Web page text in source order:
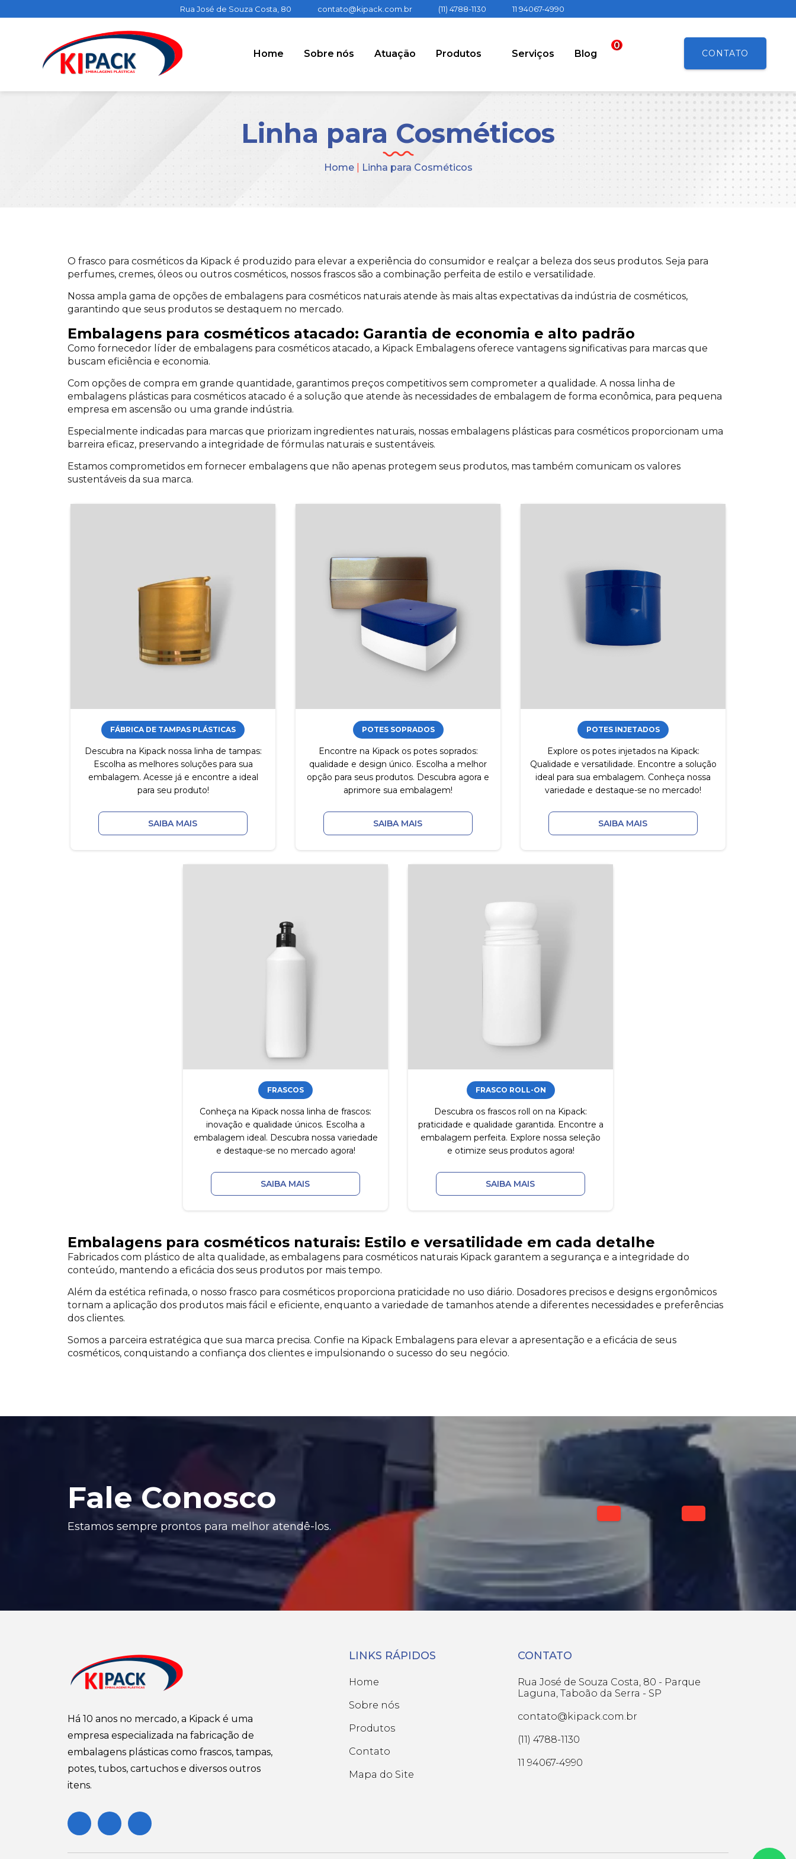
Rua José de Souza Costa, 80 contato@kipack.com.br (11) 4788-1130 11 94067-4990
Home Sobre nós Atuação Produtos Serviços Blog CONTATO
Linha para Cosméticos
Home| Linha para Cosméticos
O frasco para cosméticos da Kipack é produzido para elevar a experiência do consumidor e realçar a beleza dos seus produtos. Seja para
perfumes, cremes, óleos ou outros cosméticos, nossos frascos são a combinação perfeita de estilo e versatilidade.
Nossa ampla gama de opções de embalagens para cosméticos naturais atende às mais altas expectativas da indústria de cosméticos,
garantindo que seus produtos se destaquem no mercado.
Embalagens para cosméticos atacado: Garantia de economia e alto padrão
Como fornecedor líder de embalagens para cosméticos atacado, a Kipack Embalagens oferece vantagens significativas para marcas que
buscam eficiência e economia.
Com opções de compra em grande quantidade, garantimos preços competitivos sem comprometer a qualidade. A nossa linha de
embalagens plásticas para cosméticos atacado é a solução que atende às necessidades de embalagem de forma econômica, para pequena
empresa em ascensão ou uma grande indústria.
Especialmente indicadas para marcas que priorizam ingredientes naturais, nossas embalagens plásticas para cosméticos proporcionam uma
barreira eficaz, preservando a integridade de fórmulas naturais e sustentáveis.
Estamos comprometidos em fornecer embalagens que não apenas protegem seus produtos, mas também comunicam os valores
sustentáveis da sua marca.
FÁBRICA DE TAMPAS PLÁSTICAS
Descubra na Kipack nossa linha de tampas:
Escolha as melhores soluções para sua
embalagem. Acesse já e encontre a ideal
para seu produto!
SAIBA MAIS
POTES SOPRADOS
Encontre na Kipack os potes soprados:
qualidade e design único. Escolha a melhor
opção para seus produtos. Descubra agora e
aprimore sua embalagem!
SAIBA MAIS
POTES INJETADOS
Explore os potes injetados na Kipack:
Qualidade e versatilidade. Encontre a solução
ideal para sua embalagem. Conheça nossa
variedade e destaque-se no mercado!
SAIBA MAIS
FRASCOS
Conheça na Kipack nossa linha de frascos:
inovação e qualidade únicos. Escolha a
embalagem ideal. Descubra nossa variedade
e destaque-se no mercado agora!
SAIBA MAIS
FRASCO ROLL-ON
Descubra os frascos roll on na Kipack:
praticidade e qualidade garantida. Encontre a
embalagem perfeita. Explore nossa seleção
e otimize seus produtos agora!
SAIBA MAIS
Embalagens para cosméticos naturais: Estilo e versatilidade em cada detalhe
Fabricados com plástico de alta qualidade, as embalagens para cosméticos naturais Kipack garantem a segurança e a integridade do
conteúdo, mantendo a eficácia dos seus produtos por mais tempo.
Além da estética refinada, o nosso frasco para cosméticos proporciona praticidade no uso diário. Dosadores precisos e designs ergonômicos
tornam a aplicação dos produtos mais fácil e eficiente, enquanto a variedade de tamanhos atende a diferentes necessidades e preferências
dos clientes.
Somos a parceira estratégica que sua marca precisa. Confie na Kipack Embalagens para elevar a apresentação e a eficácia de seus
cosméticos, conquistando a confiança dos clientes e impulsionando o sucesso do seu negócio.
Fale Conosco
Estamos sempre prontos para melhor atendê-los.
Há 10 anos no mercado, a Kipack é uma
empresa especializada na fabricação de
embalagens plásticas como frascos, tampas,
potes, tubos, cartuchos e diversos outros
itens.
LINKS RÁPIDOS
Home
Sobre nós
Produtos
Contato
Mapa do Site
CONTATO
Rua José de Souza Costa, 80 - Parque
Laguna, Taboão da Serra - SP
contato@kipack.com.br
(11) 4788-1130
11 94067-4990